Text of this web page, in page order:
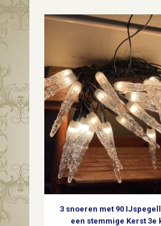
3 snoeren met 90
een stemmige Kerst 3e